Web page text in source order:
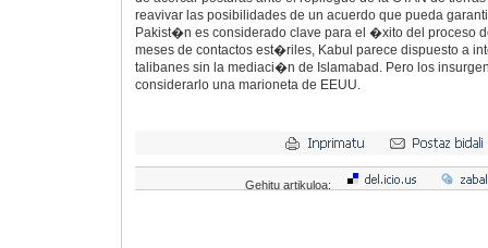
reavivar las posibilidades de un acuerdo que pueda
Pakist�n es considerado clave para el �xito del proceso
meses de contactos est�riles, Kabul parece dispuesto a
talibanes sin la mediaci�n de Islamabad. Pero los
considerarlo una marioneta de EEUU.
Gehitu artikuloa: